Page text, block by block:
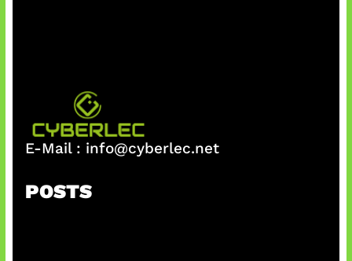
E-Mail : info@cyberlec.net
POSTS